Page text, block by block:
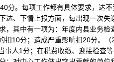
。每项工作都有具体要求，达不
达、下情上报方面，每出现一次
其中有一项为：年度内县业务检
扣10分；造成严重影响扣20分。
人1分；在税费收缴、迎接检查